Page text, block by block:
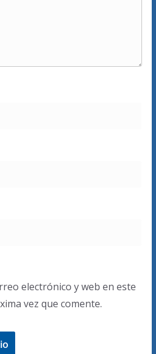
electrónico y web en este
vez que comente.